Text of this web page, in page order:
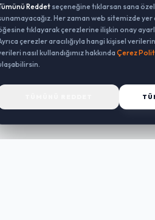
Reddetseçeneğine tıklarsan sana
Her zaman web sitemizde yer
tıklayarak çerezlerine ilişkin onay
çerezler aracılığıyla hangi kişisel
nasıl kullandığımız hakkında Çerez